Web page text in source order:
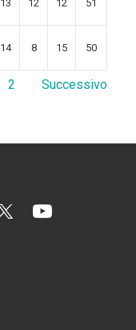
13 12 12 51
14 8 15 50
2 Successivo